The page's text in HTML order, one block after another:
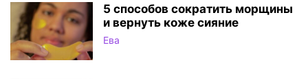
5 способов сократить морщины
и вернуть коже сияние
Ева